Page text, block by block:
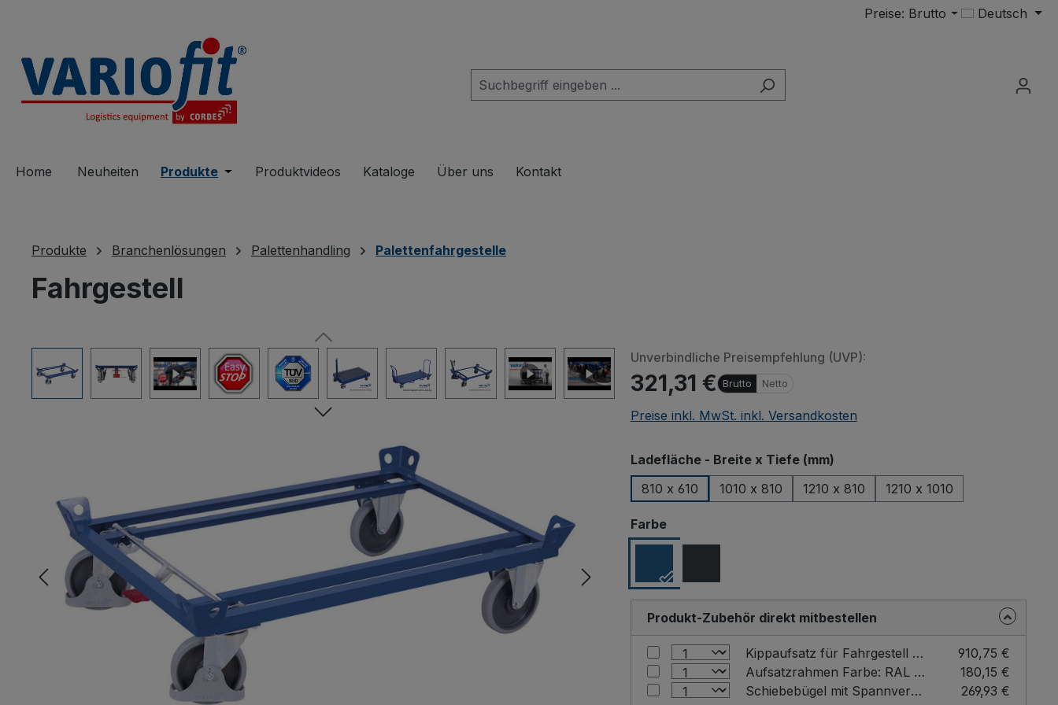
Preise: Brutto Deutsch
Home Neuheiten Produkte Öffne oder Schließe das Dropdown der Kategorie Produkte
Produktvideos Kataloge Über uns Kontakt
Produkte Branchenlösungen Palettenhandling Palettenfahrgestelle
Fahrgestell
Bildergalerie überspringen Unverbindliche Preisempfehlung (UVP):
321,31 € Brutto Netto
Preise inkl. MwSt. inkl. Versandkosten
Ladefläche - Breite x Tiefe (mm)auswählen
810 x 610
1010 x 810 1210 x 810 1210 x 1010
Farbeauswählen
Produkt-Zubehör direkt mitbestellen
Kippaufsatz für Fahrgestell Farbe: RAL 5010
910,75 €
Aufsatzrahmen Farbe: RAL 5010 / Ladefläche - Breite x Tiefe (mm): 810 x 610
180,15 €
Schiebebügel mit Spannverschluss für Fahrgestelle Farbe: RAL 5010
269,93 €